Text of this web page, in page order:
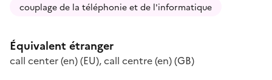
couplage de la téléphonie et de l'informatique
Équivalent étranger
call center(en)(EU),call centre(en)(GB)